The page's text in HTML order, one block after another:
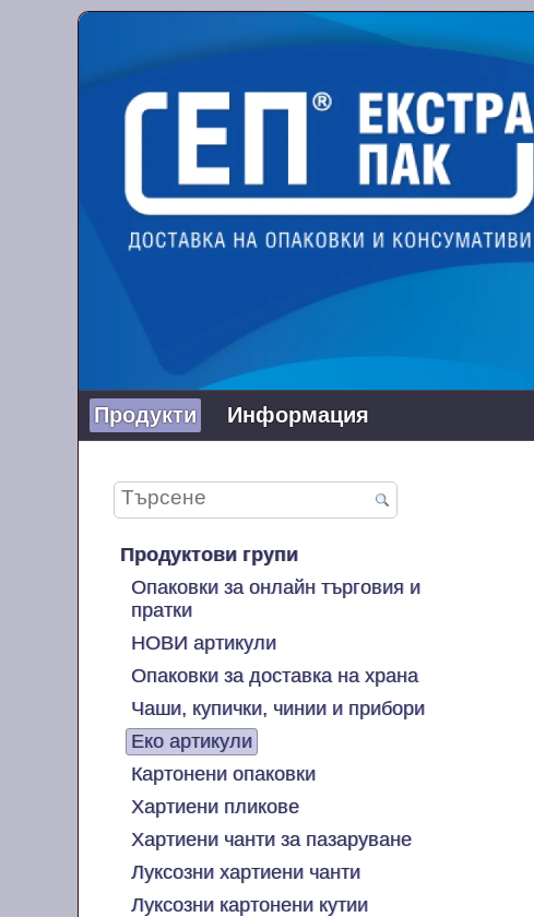
Продукти Информация
Продуктови групи
Опаковки за онлайн търговия и
пратки
НОВИ артикули
Опаковки за доставка на храна
Чаши, купички, чинии и прибори
Еко артикули
Картонени опаковки
Хартиени пликове
Хартиени чанти за пазаруване
Луксозни хартиени чанти
Луксозни картонени кутии